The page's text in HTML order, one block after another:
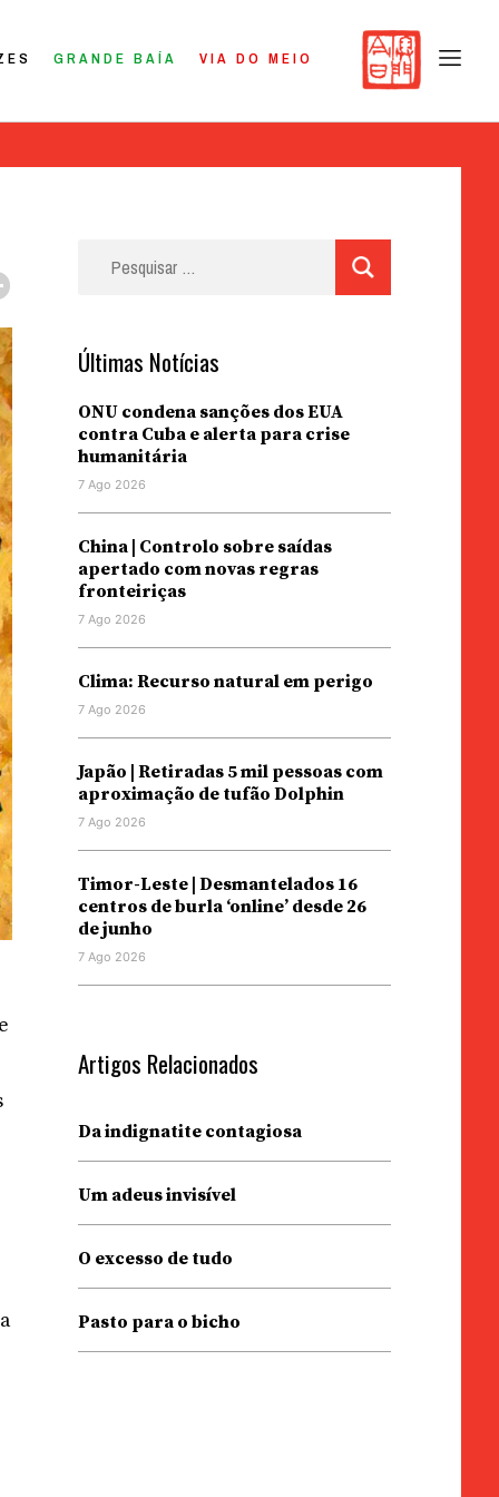
GRANDE BAÍA VIA DO MEIO
Últimas Notícias
ONU condena sanções dos EUA
contra Cuba e alerta para crise
humanitária
7 Ago 2026
China | Controlo sobre saídas
apertado com novas regras
fronteiriças
7 Ago 2026
Clima: Recurso natural em perigo
7 Ago 2026
Japão | Retiradas 5 mil pessoas com
aproximação de tufão Dolphin
7 Ago 2026
Timor-Leste | Desmantelados 16
centros de burla ‘online’ desde 26
de junho
7 Ago 2026
Artigos Relacionados
Da indignatite contagiosa
Um adeus invisível
O excesso de tudo
Pasto para o bicho